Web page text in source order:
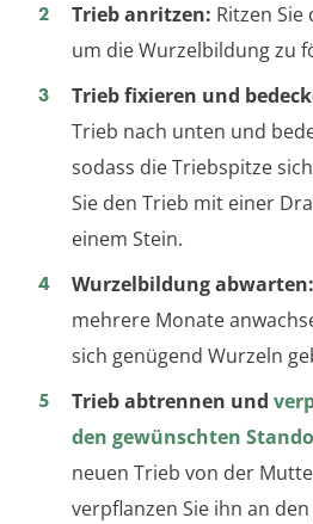
Trieb anritzen: Ritzen
um die Wurzelbildung zu
Trieb fixieren und
Trieb nach unten und
sodass die Triebspitze
Sie den Trieb mit einer
einem Stein.
Wurzelbildung abwarten:
mehrere Monate
sich genügend Wurzeln
Trieb abtrennen und
den gewünschten
neuen Trieb von der
verpflanzen Sie ihn an